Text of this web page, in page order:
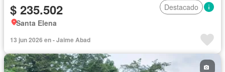
$ 235.502
Destacado
Santa Elena
13 jun 2026 en - Jaime Abad